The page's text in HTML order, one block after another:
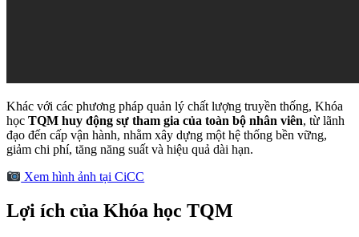
Khác với các phương pháp quản lý chất lượng truyền thống, Khóa
học TQM huy động sự tham gia của toàn bộ nhân viên, từ lãnh
đạo đến cấp vận hành, nhằm xây dựng một hệ thống bền vững,
giảm chi phí, tăng năng suất và hiệu quả dài hạn.
Xem hình ảnh tại CiCC
Lợi ích của Khóa học TQM